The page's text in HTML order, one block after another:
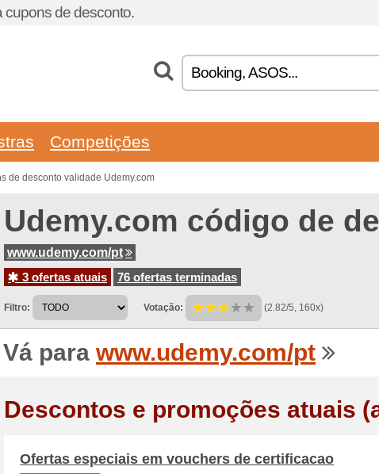
cupons de desconto.
Competições
de desconto validade Udemy.com
Udemy.com código de
www.udemy.com/pt
3 ofertas atuais
76 ofertas terminadas
Filtro: Votação: (2.82/5, 160x)
Vá para www.udemy.com/pt
Descontos e promoções atuais
Ofertas especiais em vouchers de certificacao